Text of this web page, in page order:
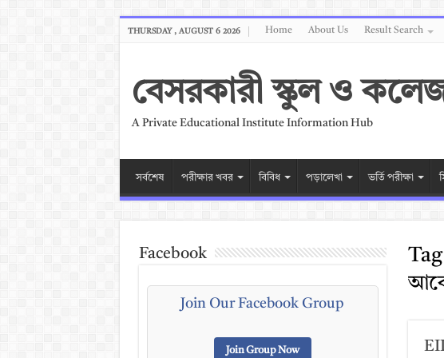
THURSDAY , AUGUST 6 2026 Home About Us Result Search
বেসরকারী স্কুল ও
A Private Educational Institute Information Hub
সর্বশেষ পরীক্ষার খবর বিবিধ পড়ালেখা ভর্তি পরীক্ষা
Facebook
Join Our Facebook Group
Join Group Now